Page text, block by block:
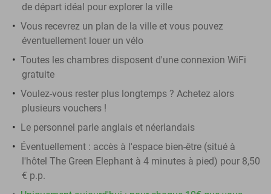
de départ idéal pour explorer la ville
Vous recevrez un plan de la ville et vous pouvez
éventuellement louer un vélo
Toutes les chambres disposent d'une connexion WiFi
gratuite
Voulez-vous rester plus longtemps ? Achetez alors
plusieurs vouchers !
Le personnel parle anglais et néerlandais
Éventuellement : accès à l'espace bien-être (situé à
l'hôtel The Green Elephant à 4 minutes à pied) pour 8,50
€ p.p.